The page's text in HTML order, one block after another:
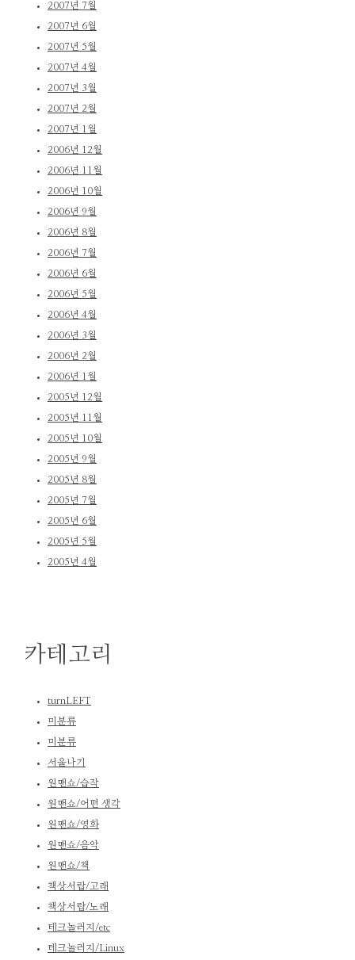
2007년 7월
2007년 6월
2007년 5월
2007년 4월
2007년 3월
2007년 2월
2007년 1월
2006년 12월
2006년 11월
2006년 10월
2006년 9월
2006년 8월
2006년 7월
2006년 6월
2006년 5월
2006년 4월
2006년 3월
2006년 2월
2006년 1월
2005년 12월
2005년 11월
2005년 10월
2005년 9월
2005년 8월
2005년 7월
2005년 6월
2005년 5월
2005년 4월
카테고리
turnLEFT
미분류
미분류
서울나기
원맨쇼/습작
원맨쇼/어떤 생각
원맨쇼/영화
원맨쇼/음악
원맨쇼/책
책상서랍/고래
책상서랍/노래
테크놀러지/etc
테크놀러지/Linux